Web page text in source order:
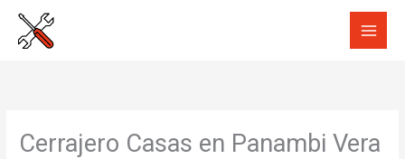
Cerrajero Casas en Panambi Vera